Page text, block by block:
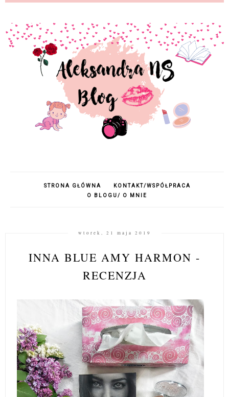
STRONA GŁÓWNA
KONTAKT/WSPÓŁPRACA
O BLOGU/ O MNIE
wtorek, 21 maja 2019
INNA BLUE AMY HARMON -
RECENZJA